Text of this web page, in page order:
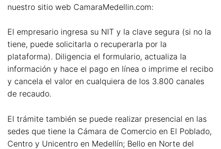
nuestro sitio web CamaraMedellin.com:
El empresario ingresa su NIT y la clave segura (si no la
tiene, puede solicitarla o recuperarla por la
plataforma). Diligencia el formulario, actualiza la
información y hace el pago en línea o imprime el recibo
y cancela el valor en cualquiera de los 3.800 canales
de recaudo.
El trámite también se puede realizar presencial en las
sedes que tiene la Cámara de Comercio en El Poblado,
Centro y Unicentro en Medellín; Bello en Norte del